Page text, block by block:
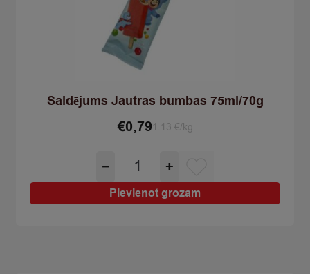
Saldējums Jautras bumbas 75ml/70g
€0,79 1.13 €/kg
−
Saldējums
Jautras
bumbas
75ml/70g
+
Pievienot grozam